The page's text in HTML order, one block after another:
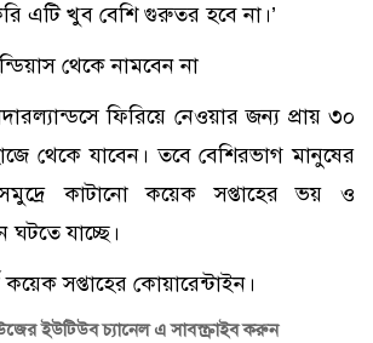
এটি খুব বেশি গুরুতর হবে না।’
থেকে নামবেন না
ফিরিয়ে নেওয়ার জন্য প্রায় ৩০
থেকে যাবেন। তবে বেশিরভাগ মানুষের
কাটানো কয়েক সপ্তাহের ভয় ও
যাচ্ছে।
সপ্তাহের কোয়ারেন্টাইন।
ইউটিউব চ্যানেল এ সাবস্ক্রাইব করুন